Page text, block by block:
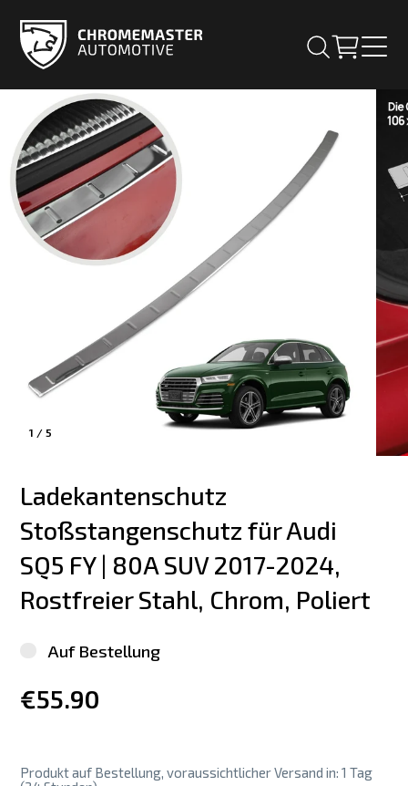
1 / 5
Ladekantenschutz
Stoßstangenschutz für Audi
SQ5 FY | 80A SUV 2017-2024,
Rostfreier Stahl, Chrom, Poliert
Auf Bestellung
€55.90
Produkt auf Bestellung, voraussichtlicher Versand in: 1 Tag